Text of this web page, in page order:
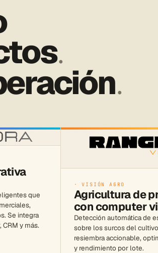
.
.
que
Se integra
CRM y más.
· VISIÓN AGRO
Agricultura de
con computer
Detección automática de
sobre los surcos del
resiembra accionable,
y rendimiento por lote.